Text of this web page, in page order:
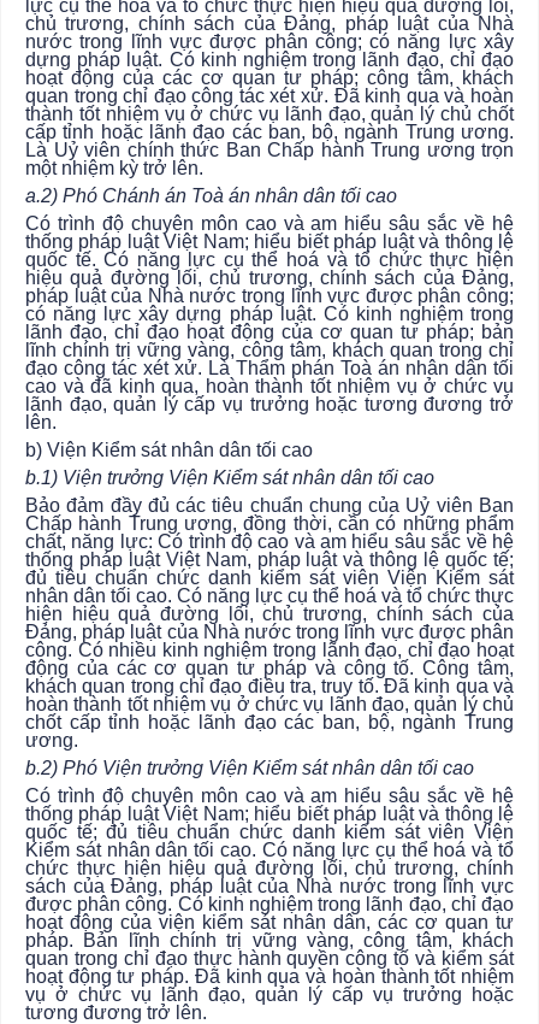
lực cụ thể hoá và tổ chức thực hiện hiệu quả đường lối,
chủ trương, chính sách của Đảng, pháp luật của Nhà
nước trong lĩnh vực được phân công; có năng lực xây
dựng pháp luật. Có kinh nghiệm trong lãnh đạo, chỉ đạo
hoạt động của các cơ quan tư pháp; công tâm, khách
quan trong chỉ đạo công tác xét xử. Đã kinh qua và hoàn
thành tốt nhiệm vụ ở chức vụ lãnh đạo, quản lý chủ chốt
cấp tỉnh hoặc lãnh đạo các ban, bộ, ngành Trung ương.
Là Uỷ viên chính thức Ban Chấp hành Trung ương trọn
một nhiệm kỳ trở lên.
a.2) Phó Chánh án Toà án nhân dân tối cao
Có trình độ chuyên môn cao và am hiểu sâu sắc về hệ
thống pháp luật Việt Nam; hiểu biết pháp luật và thông lệ
quốc tế. Có năng lực cụ thể hoá và tổ chức thực hiện
hiệu quả đường lối, chủ trương, chính sách của Đảng,
pháp luật của Nhà nước trong lĩnh vực được phân công;
có năng lực xây dựng pháp luật. Có kinh nghiệm trong
lãnh đạo, chỉ đạo hoạt động của cơ quan tư pháp; bản
lĩnh chính trị vững vàng, công tâm, khách quan trong chỉ
đạo công tác xét xử. Là Thẩm phán Toà án nhân dân tối
cao và đã kinh qua, hoàn thành tốt nhiệm vụ ở chức vụ
lãnh đạo, quản lý cấp vụ trưởng hoặc tương đương trở
lên.
b) Viện Kiểm sát nhân dân tối cao
b.1) Viện trưởng Viện Kiểm sát nhân dân tối cao
Bảo đảm đầy đủ các tiêu chuẩn chung của Uỷ viên Ban
Chấp hành Trung ương, đồng thời, cần có những phẩm
chất, năng lực: Có trình độ cao và am hiểu sâu sắc về hệ
thống pháp luật Việt Nam, pháp luật và thông lệ quốc tế;
đủ tiêu chuẩn chức danh kiểm sát viên Viện Kiểm sát
nhân dân tối cao. Có năng lực cụ thể hoá và tổ chức thực
hiện hiệu quả đường lối, chủ trương, chính sách của
Đảng, pháp luật của Nhà nước trong lĩnh vực được phân
công. Có nhiều kinh nghiệm trong lãnh đạo, chỉ đạo hoạt
động của các cơ quan tư pháp và công tố. Công tâm,
khách quan trong chỉ đạo điều tra, truy tố. Đã kinh qua và
hoàn thành tốt nhiệm vụ ở chức vụ lãnh đạo, quản lý chủ
chốt cấp tỉnh hoặc lãnh đạo các ban, bộ, ngành Trung
ương.
b.2) Phó Viện trưởng Viện Kiểm sát nhân dân tối cao
Có trình độ chuyên môn cao và am hiểu sâu sắc về hệ
thống pháp luật Việt Nam; hiểu biết pháp luật và thông lệ
quốc tế; đủ tiêu chuẩn chức danh kiểm sát viên Viện
Kiểm sát nhân dân tối cao. Có năng lực cụ thể hoá và tổ
chức thực hiện hiệu quả đường lối, chủ trương, chính
sách của Đảng, pháp luật của Nhà nước trong lĩnh vực
được phân công. Có kinh nghiệm trong lãnh đạo, chỉ đạo
hoạt động của viện kiểm sát nhân dân, các cơ quan tư
pháp. Bản lĩnh chính trị vững vàng, công tâm, khách
quan trong chỉ đạo thực hành quyền công tố và kiểm sát
hoạt động tư pháp. Đã kinh qua và hoàn thành tốt nhiệm
vụ ở chức vụ lãnh đạo, quản lý cấp vụ trưởng hoặc
tương đương trở lên.